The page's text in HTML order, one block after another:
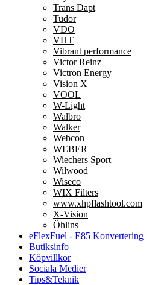
Trans Dapt
Tudor
VDO
VHT
Vibrant performance
Victor Reinz
Victron Energy
Vision X
VOOL
W-Light
Walbro
Walker
Webcon
WEBER
Wiechers Sport
Wilwood
Wiseco
WIX Filters
www.xhpflashtool.com
X-Vision
Öhlins
eFlexFuel - E85 Konvertering
Butiksinfo
Köpvillkor
Sociala Medier
Tips&Teknik